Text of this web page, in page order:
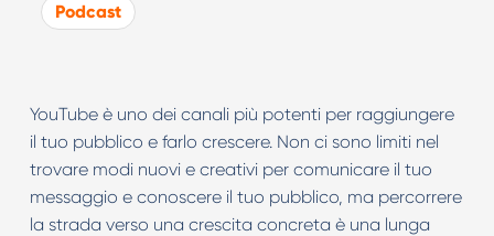
Podcast
YouTube è uno dei canali più potenti per raggiungere
il tuo pubblico e farlo crescere. Non ci sono limiti nel
trovare modi nuovi e creativi per comunicare il tuo
messaggio e conoscere il tuo pubblico, ma percorrere
la strada verso una crescita concreta è una lunga